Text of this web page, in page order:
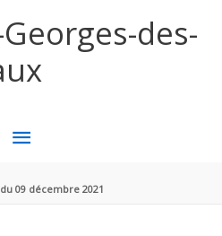
des-
MENU
PRINCIPAL
09 décembre 2021